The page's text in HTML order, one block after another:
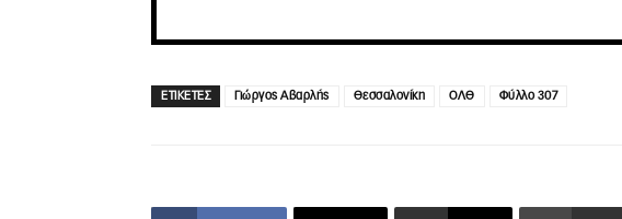
ΕΤΙΚΕΤΕΣ Γιώργος Αβαρλής Θεσσαλονίκη ΟΛΘ Φύλλο 307